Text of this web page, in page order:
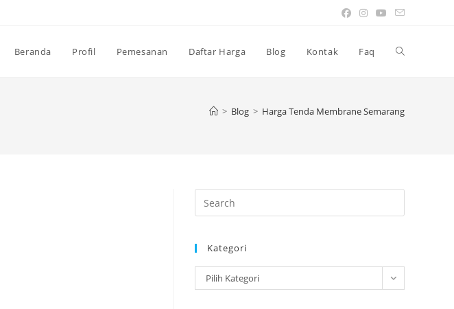
Beranda Profil Pemesanan Daftar Harga Blog Kontak Faq Toggle
> Blog > Harga Tenda Membrane Semarang
Escape
the
Kategori
Kategori
Pilih Kategori